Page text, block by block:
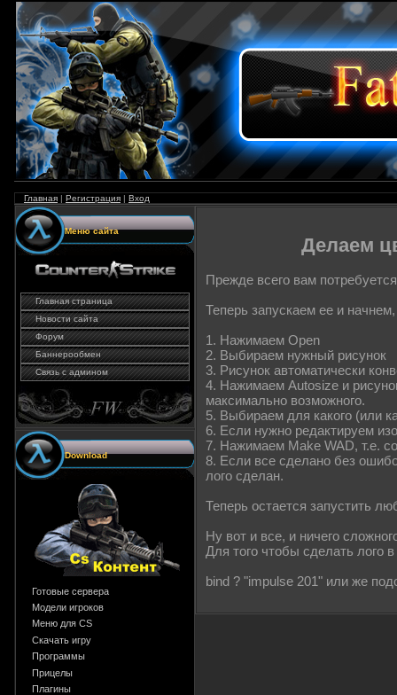
Главная | Регистрация | Вход
Меню сайта
Главная страница
Новости сайта
Форум
Баннерообмен
Связь с админом
Download
Готовые сервера
Модели игроков
Меню для CS
Скачать игру
Программы
Прицелы
Плагины
Делаем
Прежде всего вам
Теперь запускаем ее и
1. Нажимаем Open
2. Выбираем нужный рисунок
3. Рисунок автоматически
4. Нажимаем Autosize и
максимально возможного.
5. Выбираем для какого (или
6. Если нужно редактируем
7. Нажимаем Make WAD, т.е.
8. Если все сделано без
лого сделан.
Теперь остается запустить
Ну вот и все, и ничего
Для того чтобы сделать лого
bind ? "impulse 201" или же